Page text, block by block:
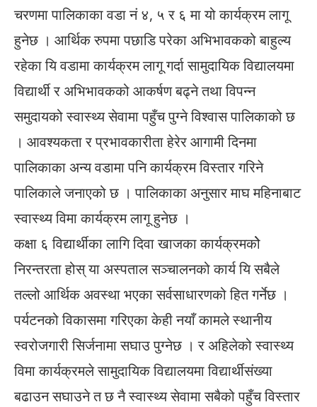
चरणमा पालिकाका वडा नं ४, ५ र ६ मा यो कार्यक्रम लागू
हुनेछ । आर्थिक रुपमा पछाडि परेका अभिभावकको बाहुल्य
रहेका यि वडामा कार्यक्रम लागू गर्दा सामुदायिक विद्यालयमा
विद्यार्थी र अभिभावकको आकर्षण बढ्ने तथा विपन्न
समुदायको स्वास्थ्य सेवामा पहुँच पुग्ने विश्वास पालिकाको छ
। आवश्यकता र प्रभावकारीता हेरेर आगामी दिनमा
पालिकाका अन्य वडामा पनि कार्यक्रम विस्तार गरिने
पालिकाले जनाएको छ । पालिकाका अनुसार माघ महिनाबाट
स्वास्थ्य विमा कार्यक्रम लागू हुनेछ ।
कक्षा ६ विद्यार्थीका लागि दिवा खाजका कार्यक्रमकोे
निरन्तरता होस् या अस्पताल सञ्चालनको कार्य यि सबैले
तल्लो आर्थिक अवस्था भएका सर्वसाधारणको हित गर्नेछ ।
पर्यटनको विकासमा गरिएका केही नयाँ कामले स्थानीय
स्वरोजगारी सिर्जनामा सघाउ पुग्नेछ । र अहिलेको स्वास्थ्य
विमा कार्यक्रमले सामुदायिक विद्यालयमा विद्यार्थीसंख्या
बढाउन सघाउने त छ नै स्वास्थ्य सेवामा सबैको पहुँच विस्तार